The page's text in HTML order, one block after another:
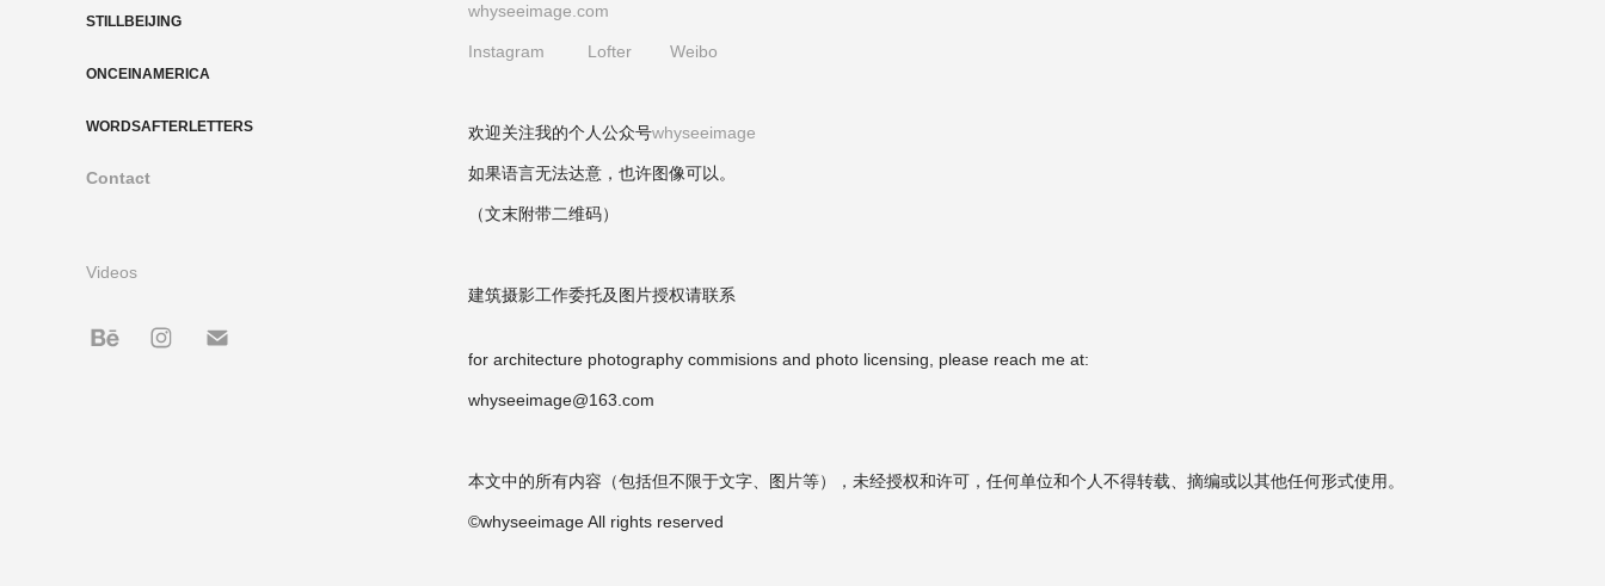
STILLBEIJING
ONCEINAMERICA
WORDSAFTERLETTERS
Contact
Videos
whyseeimage.com
Instagram Lofter Weibo
欢迎关注我的个人公众号whyseeimage
如果语言无法达意，也许图像可以。
（文末附带二维码）
建筑摄影工作委托及图片授权请联系
for architecture photography commisions and photo licensing, please reach me at:
whyseeimage@163.com
本文中的所有内容（包括但不限于文字、图片等），未经授权和许可，任何单位和个人不得转载、摘编或以其他任何形式使用。
©whyseeimage All rights reserved